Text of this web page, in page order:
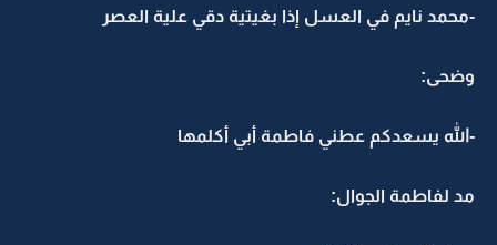
-محمد نايم في العسل إذا بغيتية دقي علية العصر
وضحى:
-الله يسعدكم عطني فاطمة أبي أكلمها
مد لفاطمة الجوال: